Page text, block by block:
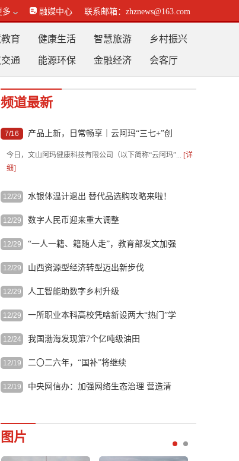
多 融媒中心 联系邮箱：zhznews@163.com
育 健康生活 智慧旅游 乡村振兴
通 能源环保 金融经济 会客厅
频道最新
7/16
产品上新，日常畅享｜云阿玛“三七+”创
今日，文山阿玛健康科技有限公司（以下简称“云阿玛”... [详
细]
12/29 水银体温计退出 替代品选购攻略来啦！
自2026年1月1日起，我国将全面禁止生产含汞体温计和含汞
12/29 数字人民币迎来重大调整
记者12月29日从中国人民银行获悉，新一代数字人民币计量
12/29
“一人一籍、籍随人走”，教育部发文加强
记者12月29日从教育部获悉，《全国学前儿童学籍管理办法
12/29 山西资源型经济转型迈出新步伐
自主研发的“煤海蛟龙”掘进装备取得技术突破、大型露...
12/29 人工智能助数字乡村升级
加快推动数字乡村建设是顺应技术变革趋势、重塑乡村发展
12/29
一所职业本科高校凭啥新设两大“热门”学
“两大产业学院不只是增设了热门专业，更重要的任务是要
12/24 我国渤海发现第7个亿吨级油田
中国海油12月24日宣布，我国渤海海域新近系浅层再获亿吨
12/19 二〇二六年，“国补”将继续
近日，四川省乐山市商务局、乐山市总...[详细]
12/19
中央网信办：加强网络生态治理 营造清
治理 营...[详细]
图片